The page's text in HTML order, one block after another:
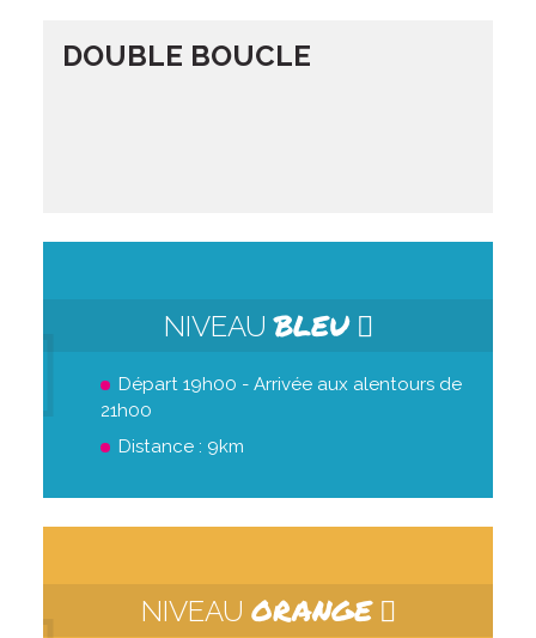
DOUBLE BOUCLE
NIVEAUBLEU
Départ 19h00 - Arrivée aux alentours de
21h00
Distance : 9km
NIVEAU ORANGE